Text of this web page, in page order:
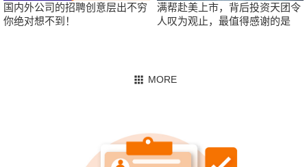
国内外公司的招聘创意层出不穷
你绝对想不到！
满帮赴美上市，背后投资天团令
人叹为观止，最值得感谢的是